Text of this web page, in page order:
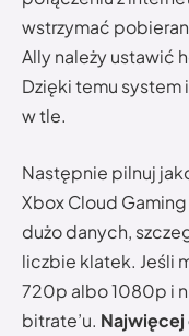
wstrzymać
Ally należy ustawić
Dzięki temu
w tle.
Następnie pilnuj
Xbox Cloud
dużo danych,
liczbie klatek. Jeśli
720p albo 1080p i
bitrate’u. Najwięcej